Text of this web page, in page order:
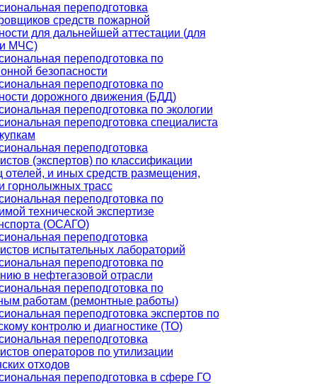
переподготовка
средств пожарной
для дальнейшей аттестации (для
МЧС)
переподготовка по
безопасности
переподготовка по
дорожного движения (БДД)
переподготовка по экологии
переподготовка специалиста
переподготовка
(экспертов) по классификации
отелей, и иных средств размещения,
горнолыжных трасс
переподготовка по
технической экспертизе
(ОСАГО)
переподготовка
испытательных лабораторий
переподготовка по
в нефтегазовой отрасли
переподготовка по
работам (ремонтные работы)
переподготовка экспертов по
контролю и диагностике (ТО)
переподготовка
операторов по утилизации
отходов
переподготовка в сфере ГО